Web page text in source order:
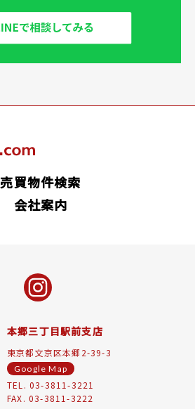
売買物件検索
会社案内
本郷三丁目駅前支店
東京都文京区本郷2-39-3
Google Map
TEL. 03-3811-3221
FAX. 03-3811-3222